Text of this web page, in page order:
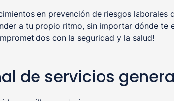
en prevención de riesgos laborales
a tu propio ritmo, sin importar dónde te
con la seguridad y la salud!
de servicios